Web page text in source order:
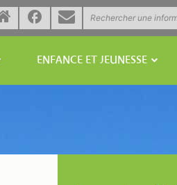
Formulaire
de
contact
ENFANCE ET JEUNESSE